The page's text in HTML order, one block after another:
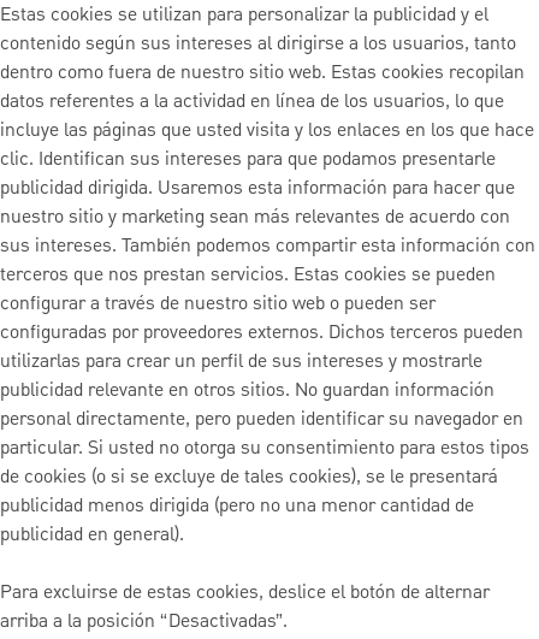
Estas cookies se utilizan para personalizar la publicidad y el
contenido según sus intereses al dirigirse a los usuarios, tanto
dentro como fuera de nuestro sitio web. Estas cookies recopilan
datos referentes a la actividad en línea de los usuarios, lo que
incluye las páginas que usted visita y los enlaces en los que hace
clic. Identifican sus intereses para que podamos presentarle
publicidad dirigida. Usaremos esta información para hacer que
nuestro sitio y marketing sean más relevantes de acuerdo con
sus intereses. También podemos compartir esta información con
terceros que nos prestan servicios. Estas cookies se pueden
configurar a través de nuestro sitio web o pueden ser
configuradas por proveedores externos. Dichos terceros pueden
utilizarlas para crear un perfil de sus intereses y mostrarle
publicidad relevante en otros sitios. No guardan información
personal directamente, pero pueden identificar su navegador en
particular. Si usted no otorga su consentimiento para estos tipos
de cookies (o si se excluye de tales cookies), se le presentará
publicidad menos dirigida (pero no una menor cantidad de
publicidad en general).
Para excluirse de estas cookies, deslice el botón de alternar
arriba a la posición “Desactivadas”.